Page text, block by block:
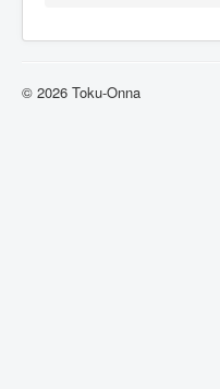
Véhicules
© 2026 Toku-Onna